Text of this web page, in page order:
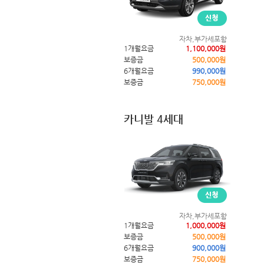
자차,부가세포함
1개월요금
1,100,000원
보증금
500,000원
6개월요금
990,000원
보증금
750,000원
카니발 4세대
자차,부가세포함
1개월요금
1,000,000원
보증금
500,000원
6개월요금
900,000원
보증금
750,000원